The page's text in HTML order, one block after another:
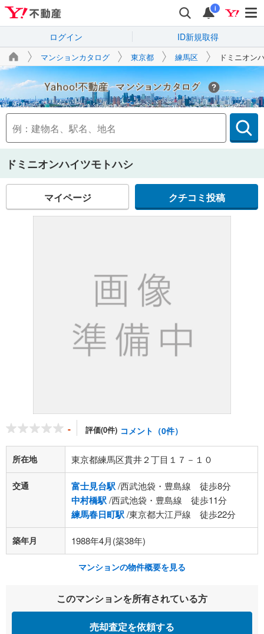
i
ログイン ID新規取得
マンションカタログ 東京都 練馬区 ドミニオン
Yahoo!不動産
ドミニオンハイツモトハシ
マイページ クチコミ投稿
- 評価(0件) コメント（0件）
所在地 東京都練馬区貫井２丁目１７－１０
交通 富士見台駅/西武池袋・豊島線 徒歩8分
中村橋駅/西武池袋・豊島線 徒歩11分
練馬春日町駅/東京都大江戸線 徒歩22分
築年月 1988年4月(築38年)
マンションの物件概要を見る
このマンションを所有されている方
売却査定を依頼する